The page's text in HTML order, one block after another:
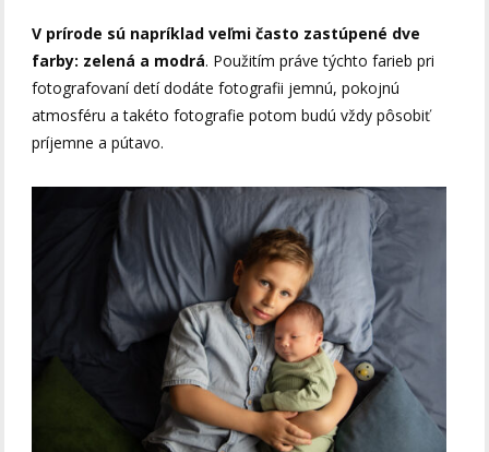
V prírode sú napríklad veľmi často zastúpené dve
farby: zelená a modrá. Použitím práve týchto farieb pri
fotografovaní detí dodáte fotografii jemnú, pokojnú
atmosféru a takéto fotografie potom budú vždy pôsobiť
príjemne a pútavo.